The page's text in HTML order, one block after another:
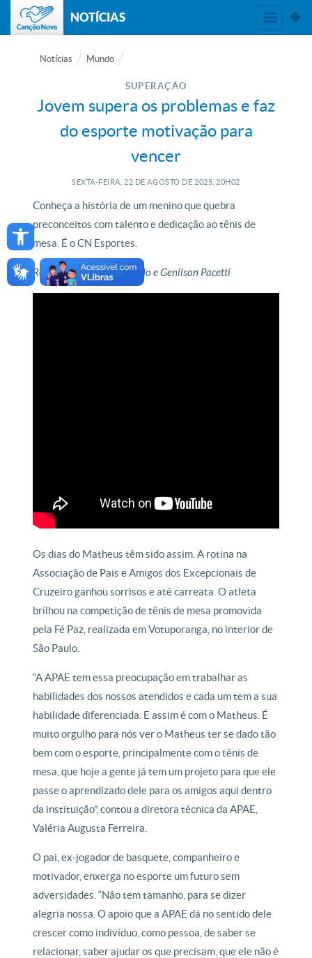
Open toolbar
NOTÍCIAS
Notícias Mundo
SUPERAÇÃO
Jovem supera os problemas e faz
do esporte motivação para
vencer
SEXTA-FEIRA, 22 DE AGOSTO DE 2025, 20H02
Conheça a história de um menino que quebra
preconceitos com talento e dedicação ao tênis de
mesa. É o CN Esportes.
Reportagem de Alan Toledo e Genilson Pacetti
Os dias do Matheus têm sido assim. A rotina na
Associação de Pais e Amigos dos Excepcionais de
Cruzeiro ganhou sorrisos e até carreata. O atleta
brilhou na competição de tênis de mesa promovida
pela Fé Paz, realizada em Votuporanga, no interior de
São Paulo.
“A APAE tem essa preocupação em trabalhar as
habilidades dos nossos atendidos e cada um tem a sua
habilidade diferenciada. E assim é com o Matheus. É
muito orgulho para nós ver o Matheus ter se dado tão
bem com o esporte, principalmente com o tênis de
mesa, que hoje a gente já tem um projeto para que ele
passe o aprendizado dele para os amigos aqui dentro
da instituição”, contou a diretora técnica da APAE,
Valéria Augusta Ferreira.
O pai, ex-jogador de basquete, companheiro e
motivador, enxerga no esporte um futuro sem
adversidades. “Não tem tamanho, para se dizer
alegria nossa. O apoio que a APAE dá no sentido dele
crescer como indivíduo, como pessoa, de saber se
relacionar, saber ajudar os que precisam, que ele não é